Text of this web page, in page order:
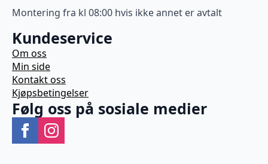
Montering fra kl 08:00 hvis ikke annet er avtalt
Kundeservice
Om oss
Min side
Kontakt oss
Kjøpsbetingelser
Følg oss på sosiale medier